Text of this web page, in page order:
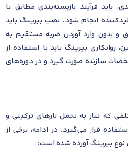
باید فرآیند بازبسته‌بندی مطابق با
انجام شود. نصب بیرینگ باید
و بدون وارد آوردن ضربه مستقیم به
روانکاری بیرینگ باید با استفاده از
سازنده صورت گیرد و در دوره‌های
که نیاز به تحمل بارهای ترکیبی و
قرار می‌گیرد. در ادامه، برخی از
بیرینگ آورده شده است: